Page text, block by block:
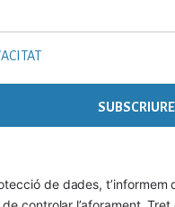
de dades,